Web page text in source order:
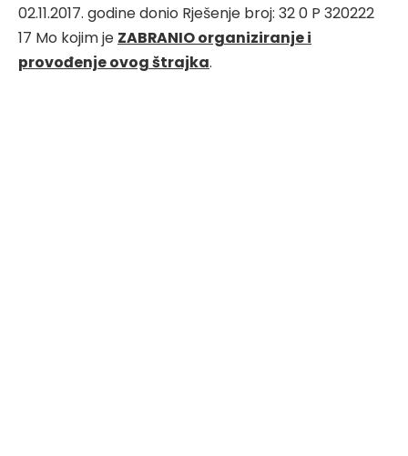
02.11.2017. godine donio Rješenje broj: 32 0 P 320222
17 Mo kojim je ZABRANIO organiziranje i
provođenje ovog štrajka.